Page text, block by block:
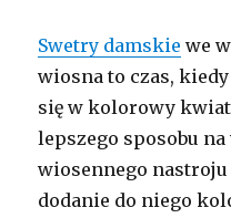
Swetry damskie we
wiosna to czas,
się w kolorowy
lepszego sposobu
wiosennego
dodanie do niego